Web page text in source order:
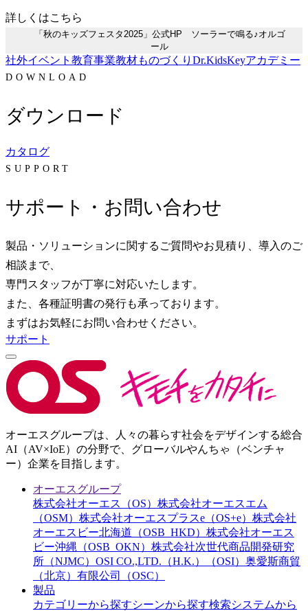
詳しくはこちら
「秋のキッズフェスタ2025」公式HP ソーラーで鳴る♪オルゴ
ール
社外イベント 教育事業教材ものづくりDr.KidsKeyアカデミー
DOWNLOAD
ダウンロード
カタログ
SUPPORT
サポート・お問い合わせ
製品・ソリューションに関するご質問やお見積り、導入のご
相談まで、
専門スタッフが丁寧に対応いたします。
また、各種証明書の発行も承っております。
まずはお気軽にお問い合わせください。
サポート
オーエスグループは、人々の暮らす社会をデザインする総合
AI（AV×IoE）の分野で、グローバルやんちゃ（ベンチャ
ー）企業を目指します。
オーエスグループ
株式会社オーエス（OS） 株式会社オーエスエム
（OSM） 株式会社オーエスプラスe（OS+e） 株式会社
オーエスビー北海道（OSB_HKD） 株式会社オーエス
ビー沖縄（OSB_OKN） 株式会社次世代商品開発研究
所（NJMC） OSI CO.,LTD.（H.K.）（OSI） 奥愛斯商貿
（北京）有限公司（OSC）
製品
カテゴリーから探すシーンから探す検索システムから